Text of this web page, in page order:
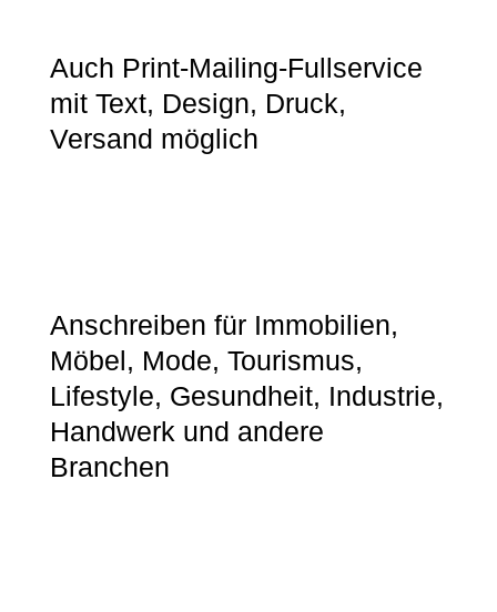
Auch Print-Mailing-Fullservice
mit Text, Design, Druck,
Versand möglich
Anschreiben für Immobilien,
Möbel, Mode, Tourismus,
Lifestyle, Gesundheit, Industrie,
Handwerk und andere
Branchen